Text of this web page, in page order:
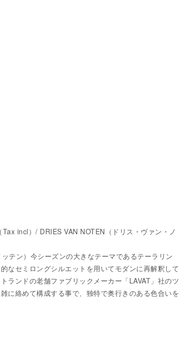
incl）/ DRIES VAN NOTEN（ドリス・ヴァン・ノ
テン）今シーズンの大きなテーマであるテーラリン
なセミロングシルエットを用いてモダンに再解釈して
ランドの老舗ファブリックメーカー「LAVAT」社のツ
に絡めて構成する事で、独特で奥行きのある色合いを